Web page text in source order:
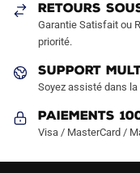
la
page
produit
RETOURS
Garantie Satisfait ou
priorité.
SUPPORT
Soyez assisté dans
Paiements
Visa / MasterCard /